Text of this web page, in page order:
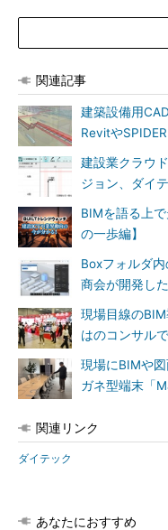
関連記事
建築設備用
Revitや
建設業クラウ
ジョン、ダイ
BIMを語る上
の一歩編】
Boxフォルダ
商会が開発し
現場目線の
はのコンサル
現場にBIMや
ガネ型端末「
関連リンク
ダイテック
あなたにおすすめ